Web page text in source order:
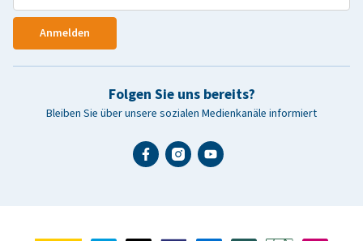
Anmelden
Folgen Sie uns bereits?
Bleiben Sie über unsere sozialen Medienkanäle informiert